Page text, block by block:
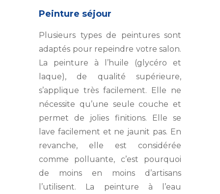
Peinture séjour
Plusieurs types de peintures sont
adaptés pour repeindre votre salon.
La peinture à l’huile (glycéro et
laque), de qualité supérieure,
s’applique très facilement. Elle ne
nécessite qu’une seule couche et
permet de jolies finitions. Elle se
lave facilement et ne jaunit pas. En
revanche, elle est considérée
comme polluante, c’est pourquoi
de moins en moins d’artisans
l’utilisent. La peinture à l’eau